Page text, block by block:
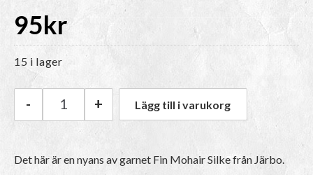
95kr
15 i lager
Järbo Fin Mohair Silke | 31553 Pink Echo
- + Lägg till i varukorg
Det här är en nyans av garnet Fin Mohair Silkefrån Järbo.